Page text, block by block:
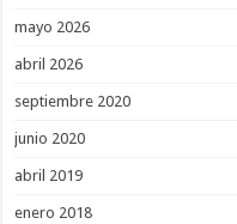
mayo 2026
abril 2026
septiembre 2020
junio 2020
abril 2019
enero 2018